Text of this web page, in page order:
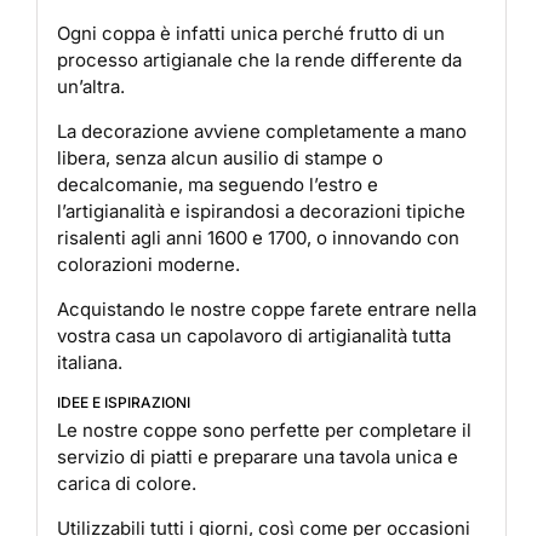
Ogni coppa è infatti unica perché frutto di un
processo artigianale che la rende differente da
un’altra.
La decorazione avviene completamente a mano
libera, senza alcun ausilio di stampe o
decalcomanie, ma seguendo l’estro e
l’artigianalità e ispirandosi a decorazioni tipiche
risalenti agli anni 1600 e 1700, o innovando con
colorazioni moderne.
Acquistando le nostre coppe farete entrare nella
vostra casa un capolavoro di artigianalità tutta
italiana.
IDEE E ISPIRAZIONI
Le nostre coppe sono perfette per completare il
servizio di piatti e preparare una tavola unica e
carica di colore.
Utilizzabili tutti i giorni, così come per occasioni